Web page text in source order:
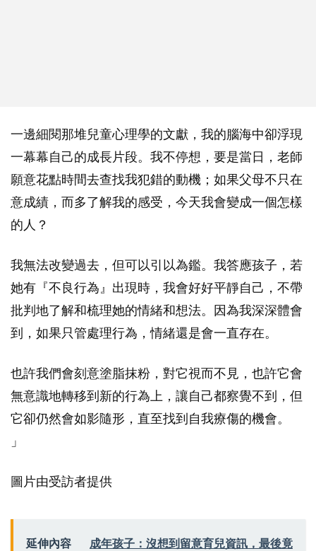
一邊細閱那堆兒童心理學的文獻，我的腦海中卻浮現
一幕幕自己的成長片段。我不停想，要是當日，老師
願意花點時間去查找我犯錯的動機；如果父母不只在
意成績，而多了解我的感受，今天我會變成一個怎樣
的人？
我無法改變過去，但可以引以為鑑。我答應孩子，若
她有『不良行為』出現時，我會好好平靜自己，不帶
批判地了解和梳理她的情緒和想法。因為我深深體會
到，如果只管處理行為，情緒還是會一直存在。
也許我們會刻意塗脂抹粉，對它視而不見，也許它會
無意識地轉移到新的行為上，讓自己都察覺不到，但
它卻仍然會如影隨形，直至找到自我療傷的機會。
」
圖片由受訪者提供
延伸內容
成年孩子：沒想到留意育兒資訊，最後竟